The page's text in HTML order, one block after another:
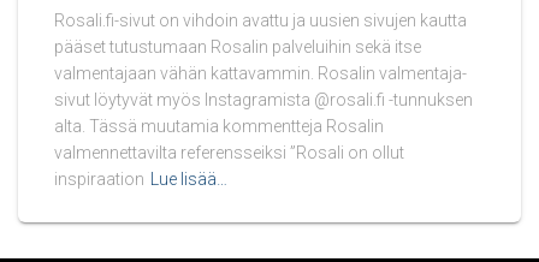
Rosali.fi-sivut on vihdoin avattu ja uusien sivujen kautta
pääset tutustumaan Rosalin palveluihin sekä itse
valmentajaan vähän kattavammin. Rosalin valmentaja-
sivut löytyvät myös Instagramista @rosali.fi -tunnuksen
alta. Tässä muutamia kommentteja Rosalin
valmennettavilta referensseiksi ”Rosali on ollut
inspiraation
Lue lisää…